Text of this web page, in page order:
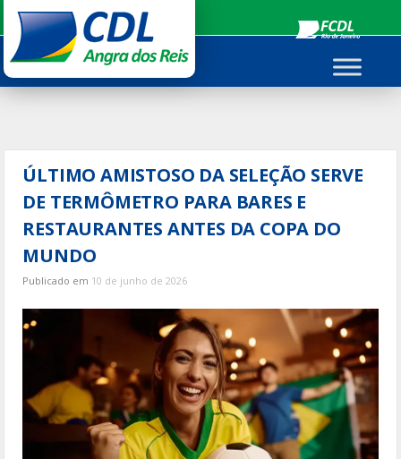
para
conteúdo
ÚLTIMO AMISTOSO DA SELEÇÃO SERVE
DE TERMÔMETRO PARA BARES E
RESTAURANTES ANTES DA COPA DO
MUNDO
Publicado em 10 de junho de 2026